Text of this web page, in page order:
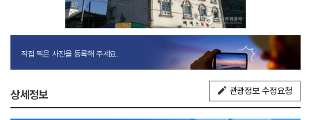
직접 찍은 사진을 등록해 주세요.
상세정보 관광정보 수정요청